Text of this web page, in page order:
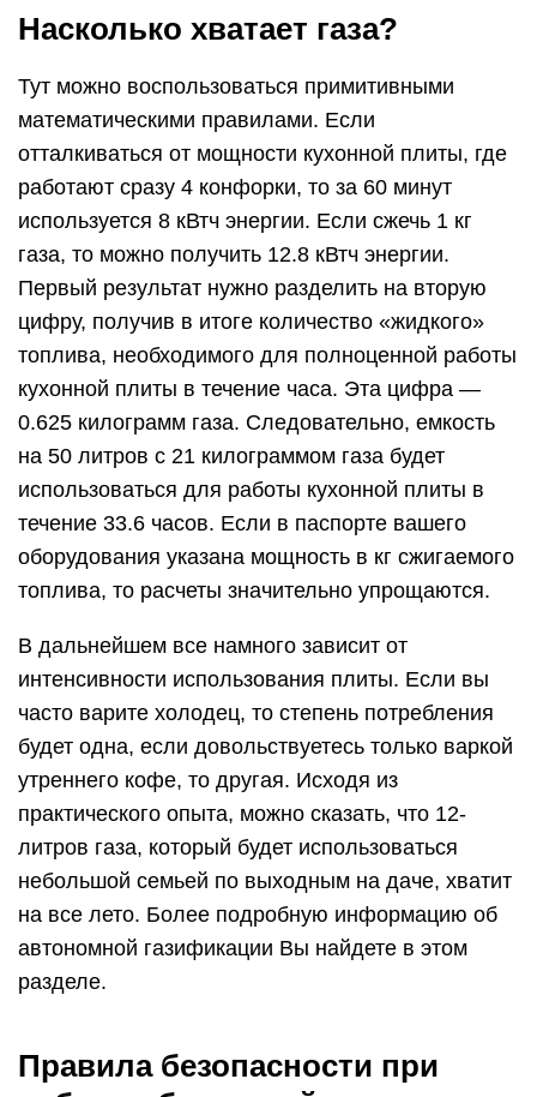
Насколько хватает газа?
Тут можно воспользоваться примитивными
математическими правилами. Если
отталкиваться от мощности кухонной плиты, где
работают сразу 4 конфорки, то за 60 минут
используется 8 кВтч энергии. Если сжечь 1 кг
газа, то можно получить 12.8 кВтч энергии.
Первый результат нужно разделить на вторую
цифру, получив в итоге количество «жидкого»
топлива, необходимого для полноценной работы
кухонной плиты в течение часа. Эта цифра —
0.625 килограмм газа. Следовательно, емкость
на 50 литров с 21 килограммом газа будет
использоваться для работы кухонной плиты в
течение 33.6 часов. Если в паспорте вашего
оборудования указана мощность в кг сжигаемого
топлива, то расчеты значительно упрощаются.
В дальнейшем все намного зависит от
интенсивности использования плиты. Если вы
часто варите холодец, то степень потребления
будет одна, если довольствуетесь только варкой
утреннего кофе, то другая. Исходя из
практического опыта, можно сказать, что 12-
литров газа, который будет использоваться
небольшой семьей по выходным на даче, хватит
на все лето. Более подробную информацию об
автономной газификации Вы найдете в этом
разделе.
Правила безопасности при